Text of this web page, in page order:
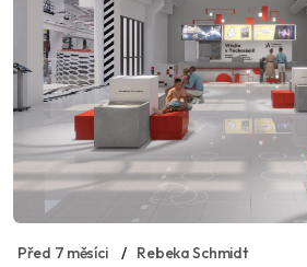
Před 7 měsíci Rebeka Schmidt